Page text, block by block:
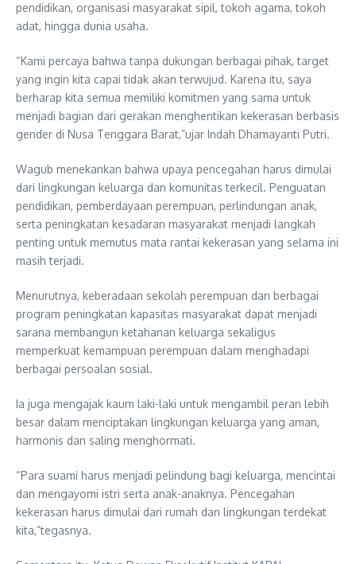
pendidikan, organisasi masyarakat sipil, tokoh agama, tokoh
adat, hingga dunia usaha.
“Kami percaya bahwa tanpa dukungan berbagai pihak, target
yang ingin kita capai tidak akan terwujud. Karena itu, saya
berharap kita semua memiliki komitmen yang sama untuk
menjadi bagian dari gerakan menghentikan kekerasan berbasis
gender di Nusa Tenggara Barat,”ujar Indah Dhamayanti Putri.
Wagub menekankan bahwa upaya pencegahan harus dimulai
dari lingkungan keluarga dan komunitas terkecil. Penguatan
pendidikan, pemberdayaan perempuan, perlindungan anak,
serta peningkatan kesadaran masyarakat menjadi langkah
penting untuk memutus mata rantai kekerasan yang selama ini
masih terjadi.
Menurutnya, keberadaan sekolah perempuan dan berbagai
program peningkatan kapasitas masyarakat dapat menjadi
sarana membangun ketahanan keluarga sekaligus
memperkuat kemampuan perempuan dalam menghadapi
berbagai persoalan sosial.
Ia juga mengajak kaum laki-laki untuk mengambil peran lebih
besar dalam menciptakan lingkungan keluarga yang aman,
harmonis dan saling menghormati.
“Para suami harus menjadi pelindung bagi keluarga, mencintai
dan mengayomi istri serta anak-anaknya. Pencegahan
kekerasan harus dimulai dari rumah dan lingkungan terdekat
kita,”tegasnya.